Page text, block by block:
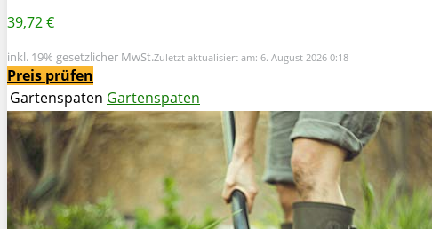
39,72 €
inkl. 19% gesetzlicher MwSt.Zuletzt aktualisiert am: 6. August 2026 0:18
Preis prüfen
Gartenspaten Gartenspaten